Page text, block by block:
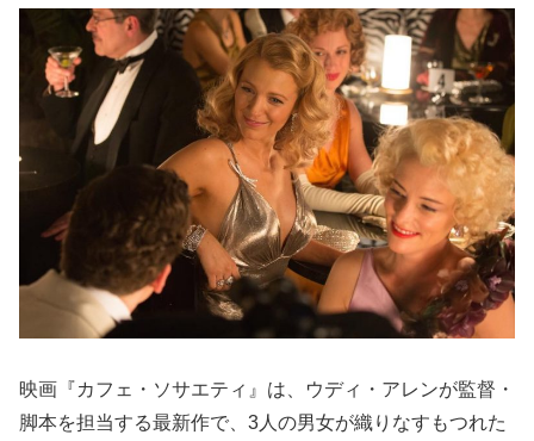
映画『カフェ・ソサエティ』は、ウディ・アレンが監督・
脚本を担当する最新作で、3人の男女が織りなすもつれた